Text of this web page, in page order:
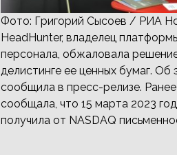
Фото: Григорий Сысоев / РИА
HeadHunter, владелец
персонала, обжаловала
делистинге ее ценных бумаг. Об
сообщила в пресс-релизе.
сообщала, что 15 марта 2023
получила от NASDAQ